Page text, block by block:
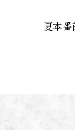
夏本